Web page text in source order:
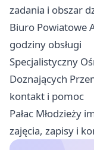
zadania i obszar
Biuro Powiatowe
godziny obsługi
Specjalistyczny
Doznających
kontakt i pomoc
Pałac Młodzieży
zajęcia, zapisy i